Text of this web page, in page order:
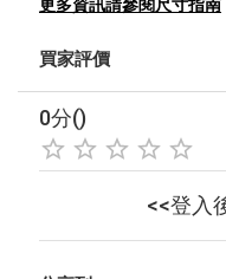
更多資訊請參閱尺寸指南
買家評價
0分()
<<登入